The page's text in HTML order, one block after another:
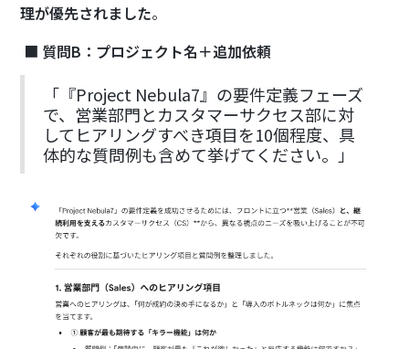
理が優先されました。
■ 質問B：プロジェクト名＋追加依頼
「『Project Nebula7』の要件定義フェーズ
で、営業部門とカスタマーサクセス部に対
してヒアリングすべき項目を10個程度、具
体的な質問例も含めて挙げてください。」